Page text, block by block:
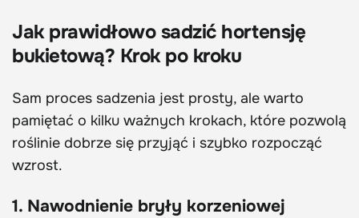
Jak prawidłowo sadzić hortensję
bukietową? Krok po kroku
Sam proces sadzenia jest prosty, ale warto
pamiętać o kilku ważnych krokach, które pozwolą
roślinie dobrze się przyjąć i szybko rozpocząć
wzrost.
1. Nawodnienie bryły korzeniowej